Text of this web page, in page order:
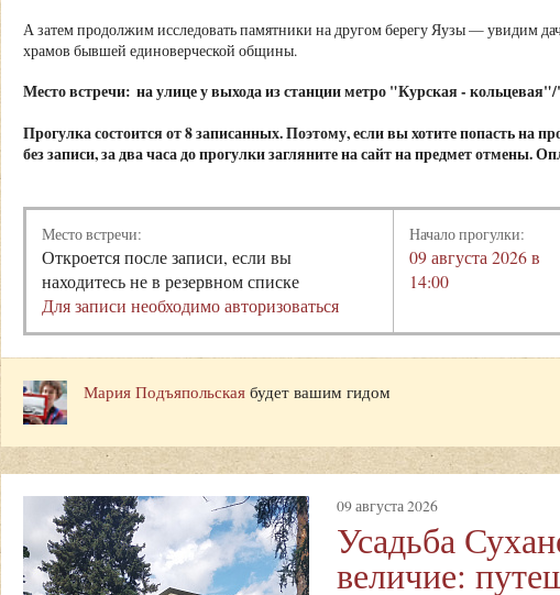
А затем продолжим исследовать памятники на другом берегу Яузы — увидим
храмов бывшей единоверческой общины.
Место встречи: на улице у выхода из станции метро "Курская -
Прогулка состоится от 8 записанных. Поэтому, если вы хотите попасть на
без записи, за два часа до прогулки загляните на сайт на предмет отмены.
Место встречи:
Откроется после записи, если вы
находитесь не в резервном списке
Для записи необходимо авторизоваться
Начало прогулки:
09 августа 2026 в
14:00
Мария Подъяпольская будет вашим гидом
09 августа 2026
Усадьба
величие: